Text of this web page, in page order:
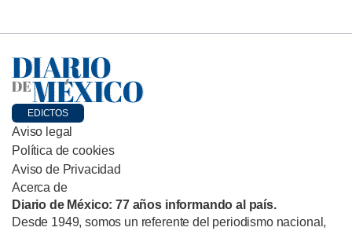
EDICTOS
Aviso legal
Política de cookies
Aviso de Privacidad
Acerca de
Diario de México: 77 años informando al país.
Desde 1949, somos un referente del periodismo nacional,